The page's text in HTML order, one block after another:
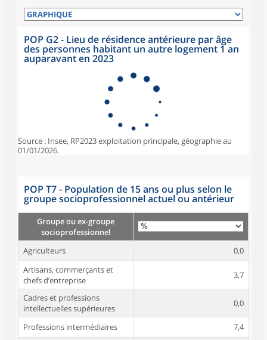
POP G2 - Lieu de résidence antérieure par âge
des personnes habitant un autre logement 1 an
auparavant en 2023
Source : Insee, RP2023 exploitation principale, géographie au
01/01/2026.
POP T7 - Population de 15 ans ou plus selon le
groupe socioprofessionnel actuel ou antérieur
Groupe ou ex-groupe
socioprofessionnel
Agriculteurs
0,0
Artisans, commerçants et
chefs d’entreprise
3,7
Cadres et professions
intellectuelles supérieures
0,0
Professions intermédiaires
7,4